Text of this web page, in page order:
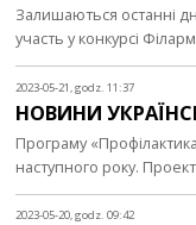
Залишаються останні
участь у конкурсі
2023-05-21, godz. 11:37
НОВИНИ
Програму
наступного року.
2023-05-20, godz. 09:42